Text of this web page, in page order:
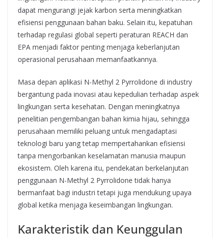
dapat mengurangi jejak karbon serta meningkatkan
efisiensi penggunaan bahan baku. Selain itu, kepatuhan
terhadap regulasi global seperti peraturan REACH dan
EPA menjadi faktor penting menjaga keberlanjutan
operasional perusahaan memanfaatkannya.
Masa depan aplikasi N-Methyl 2 Pyrrolidone di industry
bergantung pada inovasi atau kepedulian terhadap aspek
lingkungan serta kesehatan. Dengan meningkatnya
penelitian pengembangan bahan kimia hijau, sehingga
perusahaan memiliki peluang untuk mengadaptasi
teknologi baru yang tetap mempertahankan efisiensi
tanpa mengorbankan keselamatan manusia maupun
ekosistem. Oleh karena itu, pendekatan berkelanjutan
penggunaan N-Methyl 2 Pyrrolidone tidak hanya
bermanfaat bagi industri tetapi juga mendukung upaya
global ketika menjaga keseimbangan lingkungan.
Karakteristik dan Keunggulan